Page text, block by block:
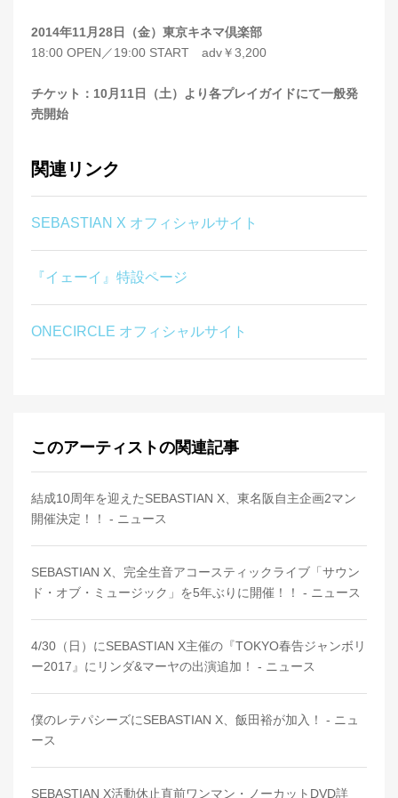
2014年11月28日（金）東京キネマ倶楽部
18:00 OPEN／19:00 START adv￥3,200
チケット：10月11日（土）より各プレイガイドにて一般発
売開始
関連リンク
SEBASTIAN X オフィシャルサイト
『イェーイ』特設ページ
ONECIRCLE オフィシャルサイト
このアーティストの関連記事
結成10周年を迎えたSEBASTIAN X、東名阪自主企画2マン
開催決定！！ - ニュース
SEBASTIAN X、完全生音アコースティックライブ「サウン
ド・オブ・ミュージック」を5年ぶりに開催！！ - ニュース
4/30（日）にSEBASTIAN X主催の『TOKYO春告ジャンボリ
ー2017』にリンダ&マーヤの出演追加！ - ニュース
僕のレテパシーズにSEBASTIAN X、飯田裕が加入！ - ニュ
ース
SEBASTIAN X活動休止直前ワンマン・ノーカットDVD詳